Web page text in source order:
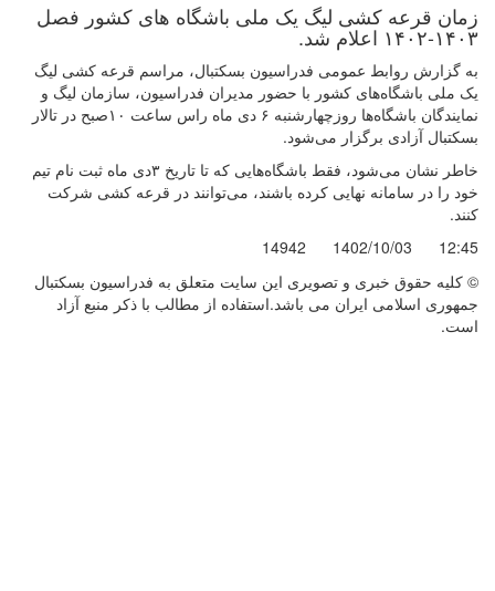
زمان قرعه کشی لیگ یک ملی باشگاه های کشور فصل
۱۴۰۳-۱۴۰۲ اعلام شد.
به گزارش روابط عمومی فدراسیون بسکتبال، مراسم قرعه کشی لیگ
یک ملی باشگاه‌های کشور با حضور مدیران فدراسیون، سازمان لیگ و
نمایندگان باشگاه‌ها روزچهارشنبه ۶ دی ماه راس ساعت ۱۰صبح در تالار
بسکتبال آزادی برگزار می‌شود.
خاطر نشان می‌شود، فقط باشگاه‌هایی که تا تاریخ ۳دی ماه ثبت نام تیم
خود را در سامانه نهایی کرده باشند، می‌توانند در قرعه کشی شرکت
کنند.
12:45
1402/10/03
14942
© کليه حقوق خبری و تصويری اين سايت متعلق به فدراسیون بسکتبال
جمهوری اسلامی ایران می باشد.استفاده از مطالب با ذكر منبع آزاد
است.